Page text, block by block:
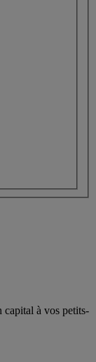
capital à vos petits-